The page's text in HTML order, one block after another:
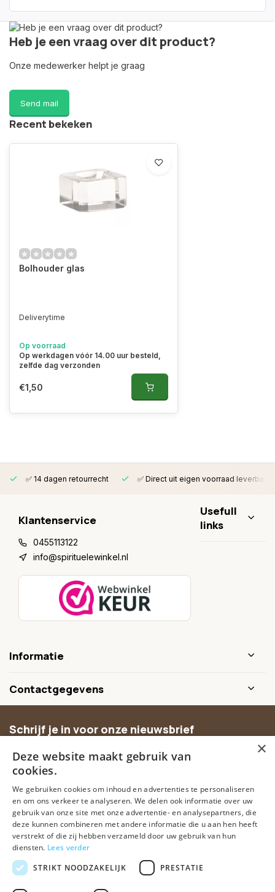
Heb je een vraag over dit product?
Onze medewerker helpt je graag
Send mail
Recent bekeken
Bolhouder glas
Deliverytime
Op voorraad
Op werkdagen vóór 14.00 uur besteld,
zelfde dag verzonden
€1,50
✅ 14 dagen retourrecht ✅ Direct uit eigen voorraad leverbaar
Klantenservice
0455113122
info@spirituelewinkel.nl
Usefull
links
Informatie
Contactgegevens
Schrijf je in voor onze nieuwsbrief
aanbiedingen.
Abonneer
×
Deze website maakt gebruik van
cookies.
We gebruiken cookies om inhoud en advertenties te personaliseren
en om ons verkeer te analyseren. We delen ook informatie over uw
gebruik van onze site met onze advertentie- en analysepartners, die
deze kunnen combineren met andere informatie die u aan hen heeft
verstrekt of die zij hebben verzameld door uw gebruik van hun
diensten. Lees verder
STRIKT NOODZAKELIJK
PRESTATIE